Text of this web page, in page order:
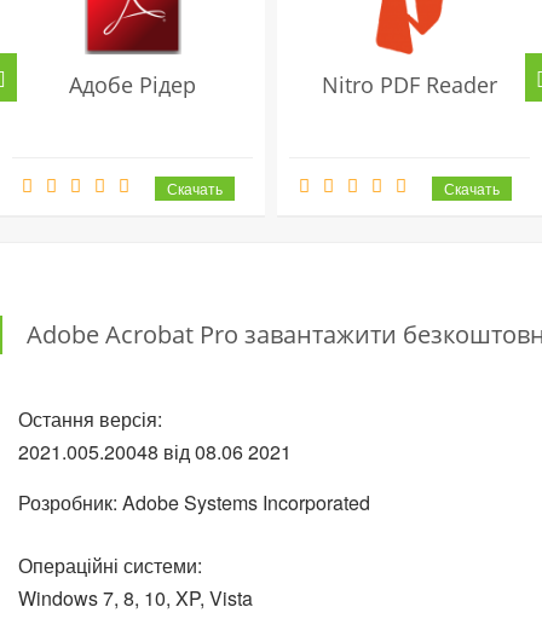
Адобе Рідер Nitro PDF Reader
Adobe Acrobat Pro завантажити
Остання версія:
2021.005.20048 від08.062021
Розробник: Adobe Systems Incorporated
Операційні системи:
Windows 7, 8, 10, XP, Vista